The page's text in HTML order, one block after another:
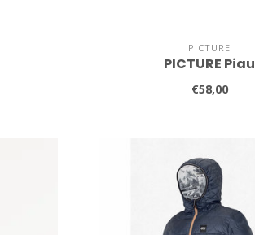
PICTURE
PICTURE Piau
€58,00